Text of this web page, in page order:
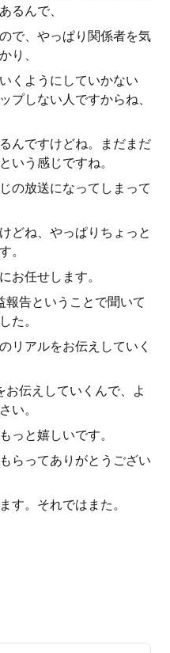
るんで、
で、やっぱり関係者を気
り、
くようにしていかない
プしない人ですからね、
んですけどね。まだまだ
いう感じですね。
の放送になってしまって
どね、やっぱりちょっと
。
お任せします。
報告ということで聞いて
た。
リアルをお伝えしていく
伝えしていくんで、よ
い。
っと嬉しいです。
らってありがとうござい
す。それではまた。